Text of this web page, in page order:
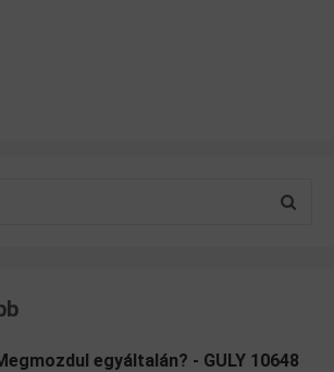
egyáltalán? - GULY 10648